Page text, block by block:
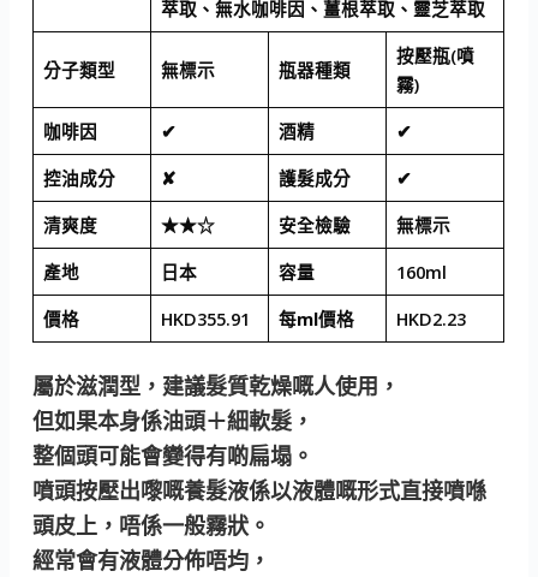
萃取、無水咖啡因、薑根萃取、靈芝萃取
分子類型 無標示 瓶器種類
按壓瓶(噴
霧)
咖啡因
✔ 酒精
✔
控油成分
✘ 護髮成分
✔
清爽度
★★☆ 安全檢驗
無標示
產地
日本 容量
160ml
價格
HKD355.91 每ml價格 HKD2.23
屬於滋潤型，建議髮質乾燥嘅人使用，
但如果本身係油頭＋細軟髮，
整個頭可能會變得有啲扁塌。
噴頭按壓出嚟嘅養髮液係以液體嘅形式直接噴喺
頭皮上，唔係一般霧狀。
經常會有液體分佈唔均，